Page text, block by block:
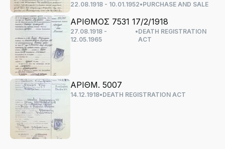
22.08.1918 - 10.01.1952•PURCHASE AND SALE
ΑΡΙΘΜΟΣ 7531 17/2/1918
27.08.1918 -
12.05.1965
•DEATH REGISTRATION
ACT
ΑΡΙΘΜ. 5007
14.12.1918•DEATH REGISTRATION ACT